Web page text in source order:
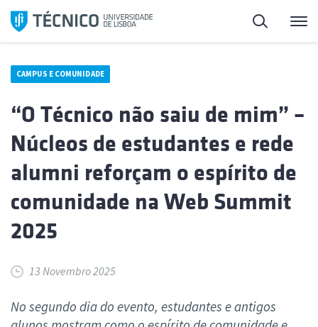
Saltar
para
Pesquisa
CAMPUS E COMUNIDADE
“O Técnico não saiu de mim” –
Núcleos de estudantes e rede
alumni reforçam o espírito de
comunidade na Web Summit
2025
13 Novembro 2025
No segundo dia do evento, estudantes e antigos